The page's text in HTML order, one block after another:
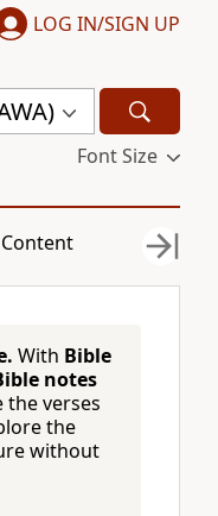
LOG IN/SIGN UP
Font Size
With Bible
notes
verses
the
without